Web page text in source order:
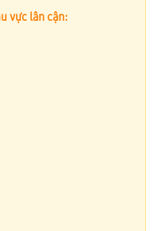
vực lân cận: